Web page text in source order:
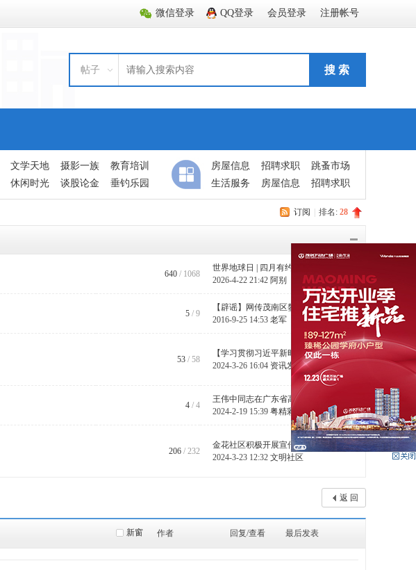
微信登录 QQ登录 会员登录 注册帐号
帖子 搜 索
文学天地 摄影一族
教育培训
休闲时光 谈股论金 垂钓乐园
房屋信息 招聘求职
跳蚤市场
生活服务
房屋信息 招聘求职
订阅 排名: 28
640 / 1068
世界地球日 | 四月有约，向绿而 ...
2026-4-22 21:42 阿别
5 / 9
【辟谣】网传茂南区鳌头镇两村村 ...
2016-9-25 14:53 老军
53 / 58
【学习贯彻习近平新时代中国特色 ...
2024-3-26 16:04 资讯发布
4 / 4
王伟中同志在广东省高质量发展大 ...
2024-2-19 15:39 粤精彩
206 / 232
金花社区积极开展宣传活动 助力 ...
2024-3-23 12:32 文明社区
返 回
新窗 作者 回复/查看 最后发表